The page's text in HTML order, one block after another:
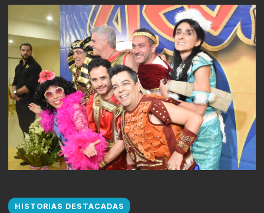
HISTORIAS DESTACADAS